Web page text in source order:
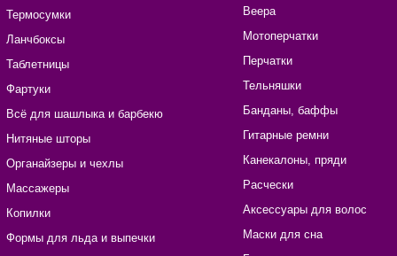
Термосумки
Ланчбоксы
Таблетницы
Фартуки
Всё для шашлыка и барбекю
Нитяные шторы
Органайзеры и чехлы
Массажеры
Копилки
Формы для льда и выпечки
Веера
Мотоперчатки
Перчатки
Тельняшки
Банданы, баффы
Гитарные ремни
Канекалоны, пряди
Расчески
Аксессуары для волос
Маски для сна